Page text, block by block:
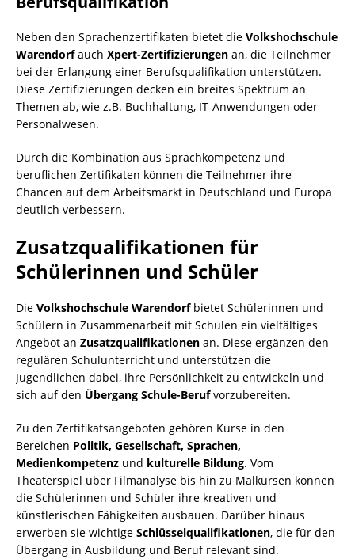
Neben den Sprachenzertifikaten bietet die Volkshochschule
Warendorfauch Xpert-Zertifizierungen an, die Teilnehmer
bei der Erlangung einer Berufsqualifikation unterstützen.
Diese Zertifizierungen decken ein breites Spektrum an
Themen ab, wie z.B. Buchhaltung, IT-Anwendungen oder
Personalwesen.
Durch die Kombination aus Sprachkompetenz und
beruflichen Zertifikaten können die Teilnehmer ihre
Chancen auf dem Arbeitsmarkt in Deutschland und Europa
deutlich verbessern.
Zusatzqualifikationen für
Schülerinnen und Schüler
Die Volkshochschule Warendorfbietet Schülerinnen und
Schülern in Zusammenarbeit mit Schulen ein vielfältiges
Angebot an Zusatzqualifikationen an. Diese ergänzen den
regulären Schulunterricht und unterstützen die
Jugendlichen dabei, ihre Persönlichkeit zu entwickeln und
sich auf den Übergang Schule-Berufvorzubereiten.
Zu den Zertifikatsangeboten gehören Kurse in den
Bereichen Politik, Gesellschaft, Sprachen,
Medienkompetenz und kulturelle Bildung. Vom
Theaterspiel über Filmanalyse bis hin zu Malkursen können
die Schülerinnen und Schüler ihre kreativen und
künstlerischen Fähigkeiten ausbauen. Darüber hinaus
erwerben sie wichtige Schlüsselqualifikationen, die für den
Übergang in Ausbildung und Beruf relevant sind.